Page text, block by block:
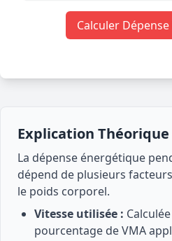
Calculer
Explication Théorique
La dépense énergétique
dépend de plusieurs
le poids corporel.
Vitesse utilisée :
pourcentage de VMA